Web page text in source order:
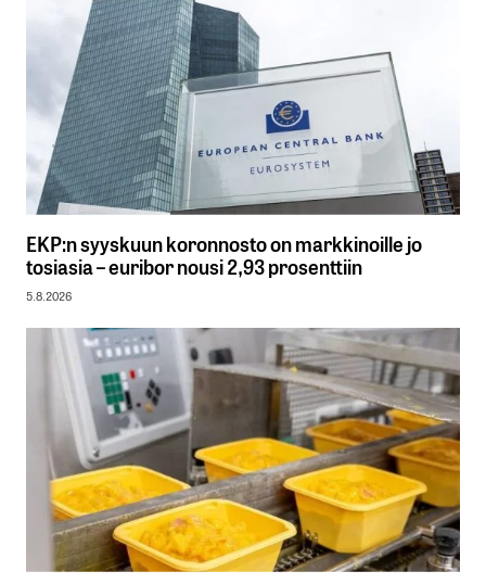
EKP:n syyskuun koronnosto on markkinoille jo
tosiasia – euribor nousi 2,93 prosenttiin
5.8.2026